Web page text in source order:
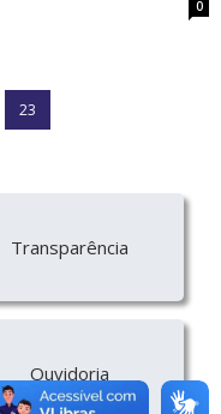
0
23
Transparência
Ouvidoria